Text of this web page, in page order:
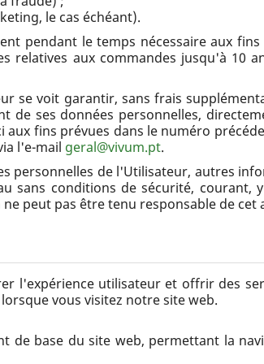
le cas échéant).
pendant le temps nécessaire aux
relatives aux commandes jusqu'à 10
se voit garantir, sans frais
ses données personnelles,
fins prévues dans le numéro
l'e-mail geral@vivum.pt.
personnelles de l'Utilisateur, autres
sans conditions de sécurité, courant,
peut pas être tenu responsable de
l'expérience utilisateur et offrir des
vous visitez notre site web.
de base du site web, permettant la